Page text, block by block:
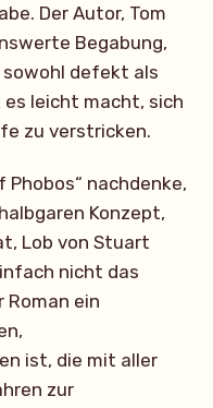
Der Autor, Tom
Begabung,
sowohl defekt als
leicht macht, sich
zu verstricken.
nachdenke,
Konzept,
Lob von Stuart
nicht das
Roman ein
ist, die mit aller
zur